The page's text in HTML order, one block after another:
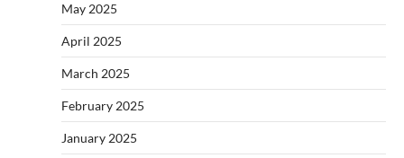
May 2025
April 2025
March 2025
February 2025
January 2025